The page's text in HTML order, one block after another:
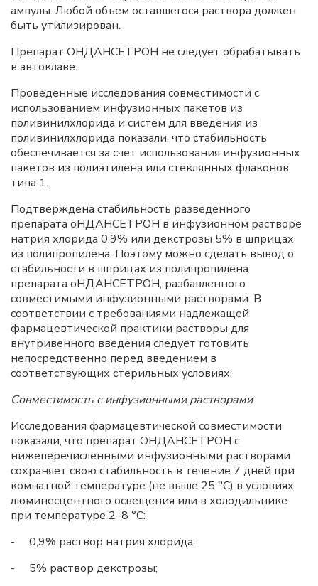
ампулы. Любой объем оставшегося раствора должен
быть утилизирован.
Препарат ОНДАНСЕТРОН не следует обрабатывать
в автоклаве.
Проведенные исследования совместимости с
использованием инфузионных пакетов из
поливинилхлорида и систем для введения из
поливинилхлорида показали, что стабильность
обеспечивается за счет использования инфузионных
пакетов из полиэтилена или стеклянных флаконов
типа 1.
Подтверждена стабильность разведенного
препарата оНДАНСЕТРОН в инфузионном растворе
натрия хлорида 0,9% или декстрозы 5% в шприцах
из полипропилена. Поэтому можно сделать вывод о
стабильности в шприцах из полипропилена
препарата оНДАНСЕТРОН, разбавленного
совместимыми инфузионными растворами. В
соответствии с требованиями надлежащей
фармацевтической практики растворы для
внутривенного введения следует готовить
непосредственно перед введением в
соответствующих стерильных условиях.
Совместимость с инфузионными растворами
Исследования фармацевтической совместимости
показали, что препарат ОНДАНСЕТРОН с
нижеперечисленными инфузионными растворами
сохраняет свою стабильность в течение 7 дней при
комнатной температуре (не выше 25 °C) в условиях
люминесцентного освещения или в холодильнике
при температуре 2–8 °C:
- 0,9% раствор натрия хлорида;
- 5% раствор декстрозы;